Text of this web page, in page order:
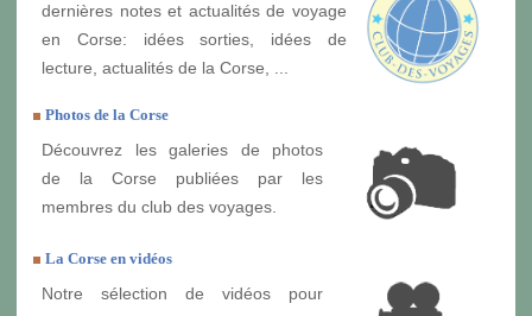
dernières notes et actualités de voyage
en Corse: idées sorties, idées de
lecture, actualités de la Corse, ...
Photos de la Corse
Découvrez les galeries de photos
de la Corse publiées par les
membres du club des voyages.
La Corse en vidéos
Notre sélection de vidéos pour